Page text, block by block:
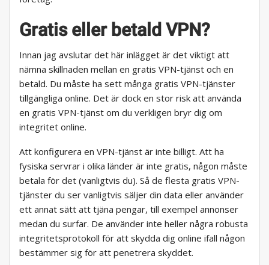
Gratis eller betald VPN?
Innan jag avslutar det här inlägget är det viktigt att
nämna skillnaden mellan en gratis VPN-tjänst och en
betald. Du måste ha sett många gratis VPN-tjänster
tillgängliga online. Det är dock en stor risk att använda
en gratis VPN-tjänst om du verkligen bryr dig om
integritet online.
Att konfigurera en VPN-tjänst är inte billigt. Att ha
fysiska servrar i olika länder är inte gratis, någon måste
betala för det (vanligtvis du). Så de flesta gratis VPN-
tjänster du ser vanligtvis säljer din data eller använder
ett annat sätt att tjäna pengar, till exempel annonser
medan du surfar. De använder inte heller några robusta
integritetsprotokoll för att skydda dig online ifall någon
bestämmer sig för att penetrera skyddet.